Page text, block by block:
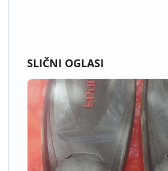
SLIČNI OGLASI